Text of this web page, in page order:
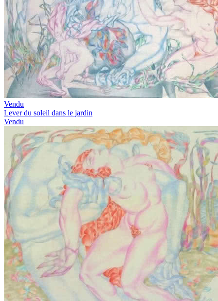
Vendu
Lever du soleil dans le jardin
Vendu